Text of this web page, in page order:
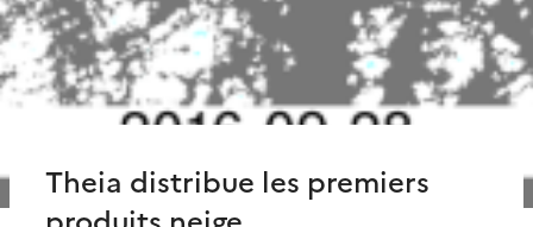
Theia distribue les premiers